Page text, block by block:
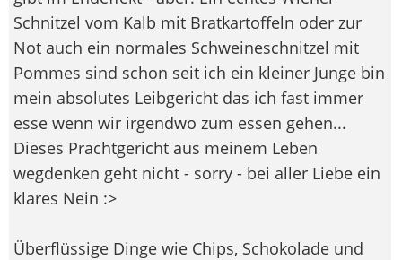
Schnitzel vom Kalb mit Bratkartoffeln oder zur
Not auch ein normales Schweineschnitzel mit
Pommes sind schon seit ich ein kleiner Junge bin
mein absolutes Leibgericht das ich fast immer
esse wenn wir irgendwo zum essen gehen...
Dieses Prachtgericht aus meinem Leben
wegdenken geht nicht - sorry - bei aller Liebe ein
klares Nein :>
Überflüssige Dinge wie Chips, Schokolade und